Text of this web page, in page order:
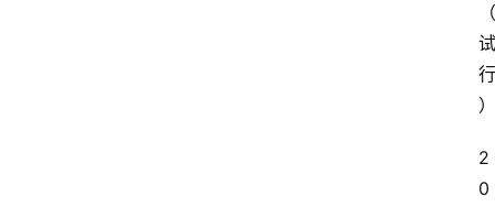
（
试
行
）
2
0